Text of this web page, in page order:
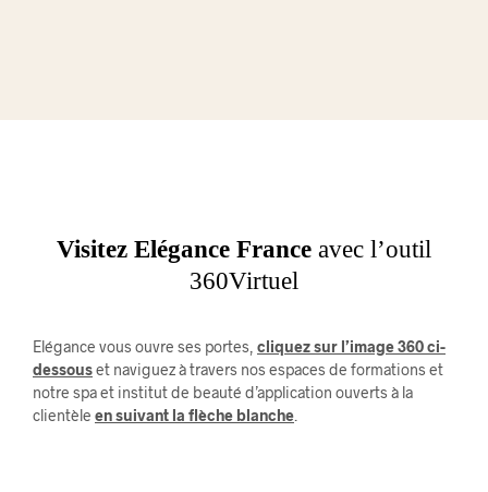
Visitez Elégance France avec l’outil
360Virtuel
Elégance vous ouvre ses portes, cliquez sur l’image 360 ci-
dessouset naviguez à travers nos espaces de formations et
notre spa et institut de beauté d’application ouverts à la
clientèle en suivant la flèche blanche